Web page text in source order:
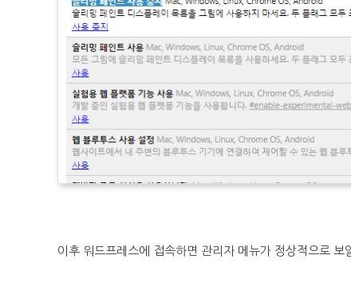
이후 워드프레스에 접속하면 관리자 메뉴가 정상적으로 보